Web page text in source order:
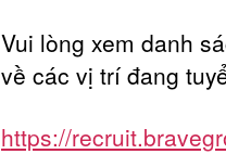
Vui lòng xem danh
về các vị trí đang
https://